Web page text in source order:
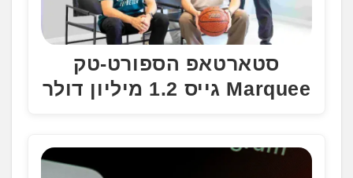
סטארטאפ הספורט-טק
Marquee גייס 1.2 מיליון דולר